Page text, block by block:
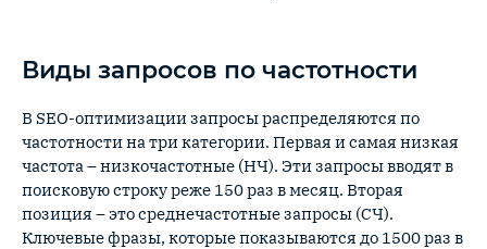
Виды запросов по частотности
В SEO-оптимизации запросы распределяются по
частотности на три категории. Первая и самая низкая
частота – низкочастотные (НЧ). Эти запросы вводят в
поисковую строку реже 150 раз в месяц. Вторая
позиция – это среднечастотные запросы (СЧ).
Ключевые фразы, которые показываются до 1500 раз в